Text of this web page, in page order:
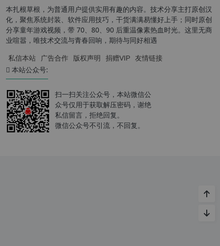
本扎根草根，为普通用户提供实用有趣的内容。技术分享主打原创汉
化，聚焦系统封装、软件应用技巧，干货满满易懂好上手；同时原创
分享童年游戏视频，带 70、80、90 后重温像素热血时光。这里无商
业喧嚣，唯技术交流与青春回响，期待与同好相遇
私信本站 广告合作 版权声明 捐赠VIP 友情链接
本站公众号:
扫一扫关注公众号，本站微信公
众号仅用于获取解压密码，谢绝
私信留言，拒绝回复。
微信公众号不引流，不回复。